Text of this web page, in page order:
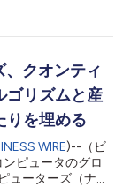
（IQM Quantum
トを組み合わせ
ーターとして初と
年に納入され、
連のアップグレー
IQM Halocene H4
、LUMIコンソーシ
テム上で量子誤り
なります...
クオンティ
ゴリズムと産
りを埋める
WIRE)--（ビ
ピュータのグロ
ューターズ（ナス